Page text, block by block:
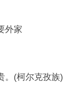
外家
(柯尔克孜族)